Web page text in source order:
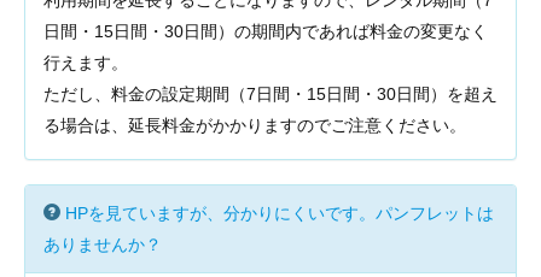
日間・15日間・30日間）の期間内であれば料金の変更なく
行えます。
ただし、料金の設定期間（7日間・15日間・30日間）を超え
る場合は、延長料金がかかりますのでご注意ください。
HPを見ていますが、分かりにくいです。パンフレットは
ありませんか？